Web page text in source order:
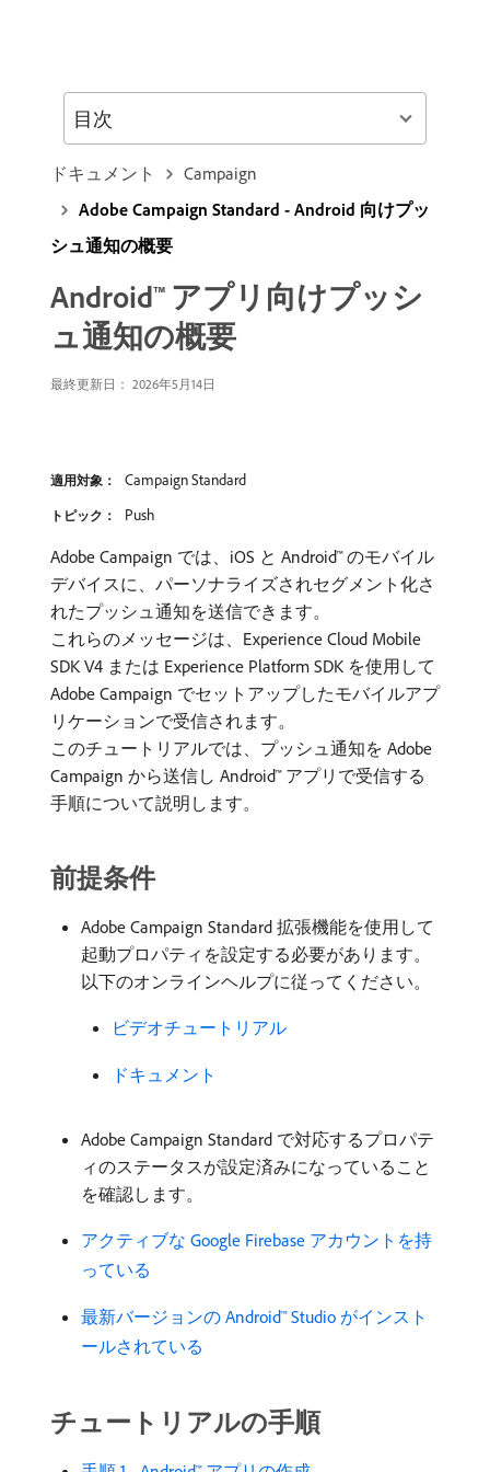
ドキュメント
Campaign
Adobe Campaign Standard - Android 向けプッ
シュ通知の概要
Android™ アプリ向けプッシ
ュ通知の概要
最終更新日： 2026年5月14日
適用対象： Campaign Standard
トピック： Push
Adobe Campaign では、iOS と Android™ のモバイル
デバイスに、パーソナライズされセグメント化さ
れたプッシュ通知を送信できます。
これらのメッセージは、Experience Cloud Mobile
SDK V4 または Experience Platform SDK を使用して
Adobe Campaign でセットアップしたモバイルアプ
リケーションで受信されます。
このチュートリアルでは、プッシュ通知を Adobe
Campaign から送信し Android™ アプリで受信する
手順について説明します。
前提条件
Adobe Campaign Standard 拡張機能を使用して
起動プロパティを設定する必要があります。
以下のオンラインヘルプに従ってください。
ビデオチュートリアル
ドキュメント
Adobe Campaign Standard で対応するプロパテ
ィのステータスが設定済みになっていること
を確認します。
アクティブな Google Firebase アカウントを持
っている
最新バージョンの Android™ Studio がインスト
ールされている
チュートリアルの手順
目次